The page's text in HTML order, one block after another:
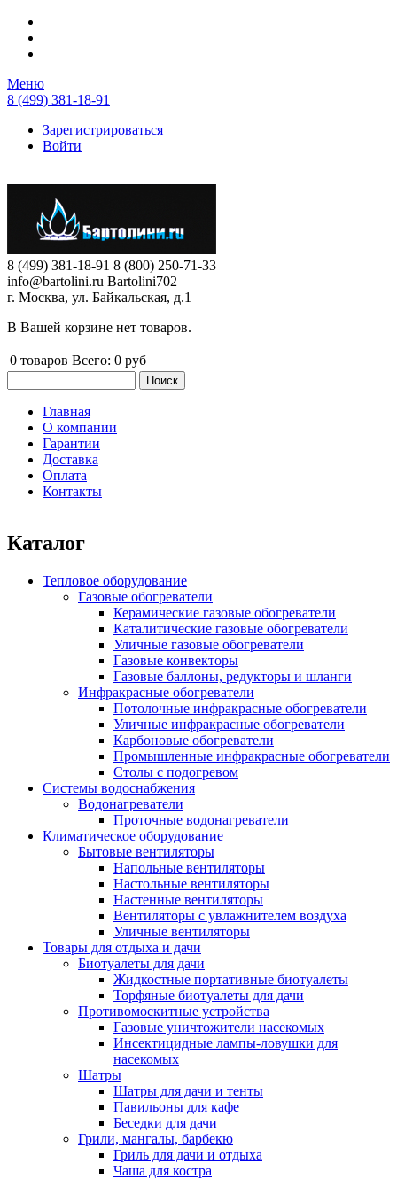
Перейти к основному содержанию
Меню
8 (499) 381-18-91
Зарегистрироваться
Войти
8 (499) 381-18-91 8 (800) 250-71-33
info@bartolini.ru Bartolini702
г. Москва, ул. Байкальская, д.1
В Вашей корзине нет товаров.
0 товаров Всего: 0 руб
Главное меню
Главная
О компании
Гарантии
Доставка
Оплата
Контакты
Каталог
Тепловое оборудование
Газовые обогреватели
Керамические газовые обогреватели
Каталитические газовые обогреватели
Уличные газовые обогреватели
Газовые конвекторы
Газовые баллоны, редукторы и шланги
Инфракрасные обогреватели
Потолочные инфракрасные обогреватели
Уличные инфракрасные обогреватели
Карбоновые обогреватели
Промышленные инфракрасные обогреватели
Столы с подогревом
Системы водоснабжения
Водонагреватели
Проточные водонагреватели
Климатическое оборудование
Бытовые вентиляторы
Напольные вентиляторы
Настольные вентиляторы
Настенные вентиляторы
Вентиляторы с увлажнителем воздуха
Уличные вентиляторы
Товары для отдыха и дачи
Биотуалеты для дачи
Жидкостные портативные биотуалеты
Торфяные биотуалеты для дачи
Противомоскитные устройства
Газовые уничтожители насекомых
Инсектицидные лампы-ловушки для
насекомых
Шатры
Шатры для дачи и тенты
Павильоны для кафе
Беседки для дачи
Грили, мангалы, барбекю
Гриль для дачи и отдыха
Чаша для костра